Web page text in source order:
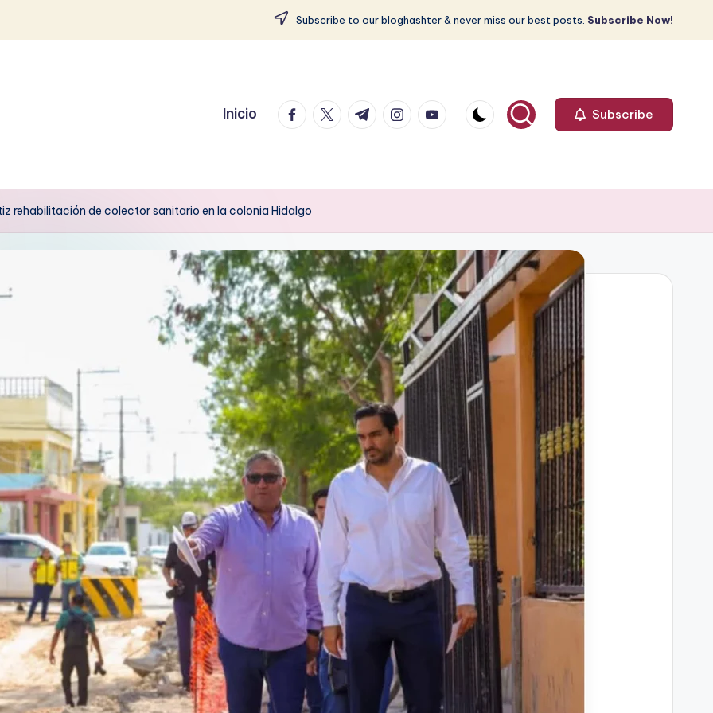
Subscribe to our bloghashter & never miss our best posts. Subscribe Now!
Inicio facebook.com
twitter.com
t.me instagram.com
youtube.com Subscribe
rehabilitación de colector sanitario en la colonia Hidalgo